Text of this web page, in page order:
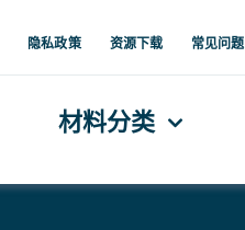
隐私政策 资源下载 常见问题
材料分类